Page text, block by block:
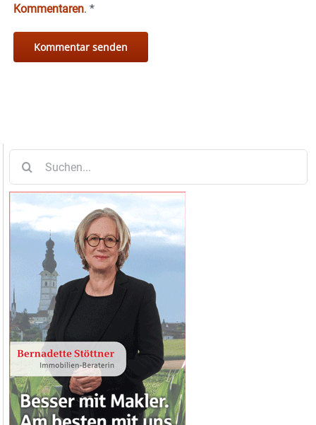
Kommentaren. *
nach: